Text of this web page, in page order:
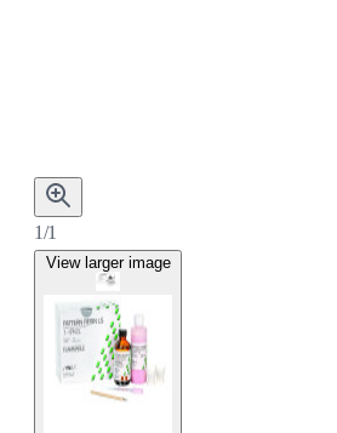
1/1
View larger image